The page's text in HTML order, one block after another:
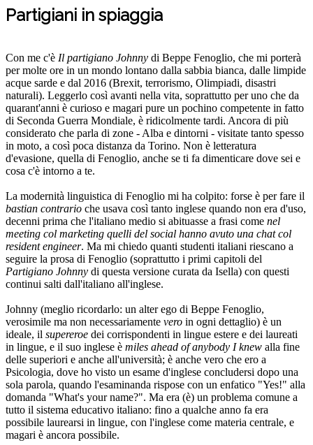
Partigiani in spiaggia
Con me c'è Il partigiano Johnny di Beppe Fenoglio, che mi porterà
per molte ore in un mondo lontano dalla sabbia bianca, dalle limpide
acque sarde e dal 2016 (Brexit, terrorismo, Olimpiadi, disastri
naturali). Leggerlo così avanti nella vita, soprattutto per uno che da
quarant'anni è curioso e magari pure un pochino competente in fatto
di Seconda Guerra Mondiale, è ridicolmente tardi. Ancora di più
considerato che parla di zone - Alba e dintorni - visitate tanto spesso
in moto, a così poca distanza da Torino. Non è letteratura
d'evasione, quella di Fenoglio, anche se ti fa dimenticare dove sei e
cosa c'è intorno a te.
La modernità linguistica di Fenoglio mi ha colpito: forse è per fare il
bastian contrario che usava così tanto inglese quando non era d'uso,
decenni prima che l'italiano medio si abituasse a frasi come nel
meeting col marketing quelli del social hanno avuto una chat col
resident engineer. Ma mi chiedo quanti studenti italiani riescano a
seguire la prosa di Fenoglio (soprattutto i primi capitoli del
Partigiano Johnny di questa versione curata da Isella) con questi
continui salti dall'italiano all'inglese.
Johnny (meglio ricordarlo: un alter ego di Beppe Fenoglio,
verosimile ma non necessariamente vero in ogni dettaglio) è un
ideale, il supereroe dei corrispondenti in lingue estere e dei laureati
in lingue, e il suo inglese è miles ahead of anybody I knew alla fine
delle superiori e anche all'università; è anche vero che ero a
Psicologia, dove ho visto un esame d'inglese concludersi dopo una
sola parola, quando l'esaminanda rispose con un enfatico "Yes!" alla
domanda "What's your name?". Ma era (è) un problema comune a
tutto il sistema educativo italiano: fino a qualche anno fa era
possibile laurearsi in lingue, con l'inglese come materia centrale, e
magari è ancora possibile.